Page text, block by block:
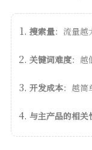
搜索量：流量越
关键词难度：越
开发成本：越简
与主产品的相关